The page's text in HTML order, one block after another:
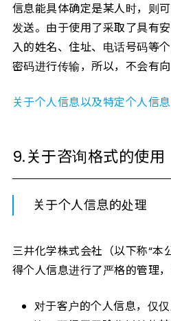
信息能具体确定是某人时，则
发送。由于使用了采取了具有
入的姓名、住址、电话号码等
密码进行传输，所以，不会有
关于个人信息以及特定个人信
9.关于咨询格式的使用
关于个人信息的处理
三井化学株式会社（以下称“本
得个人信息进行了严格的管理
对于客户的个人信息，仅